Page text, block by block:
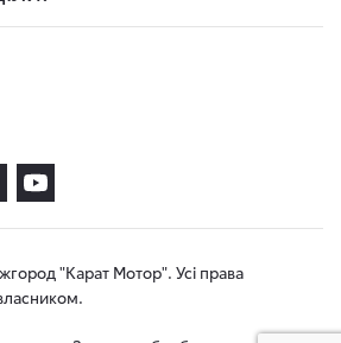
"Карат Мотор". Усі права